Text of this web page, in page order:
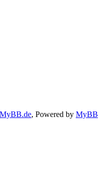
MyBB.de, Powered by MyBB